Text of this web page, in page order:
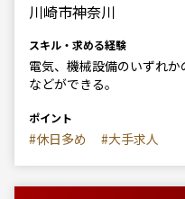
川崎市神奈川
スキル・求める経験
電気、機械設備のいずれ
などができる。
ポイント
#休日多め #大手求人